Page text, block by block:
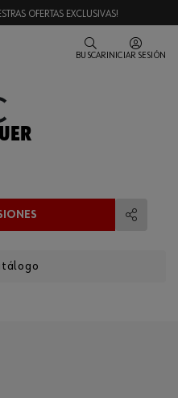
OFERTAS EXCLUSIVAS!
BUSCAR INICIAR SESIÓN